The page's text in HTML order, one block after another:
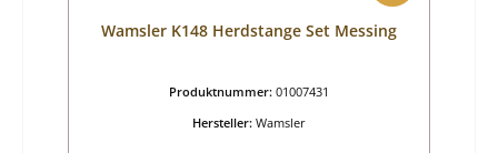
Wamsler K148 Herdstange Set Messing
Produktnummer: 01007431
Hersteller: Wamsler